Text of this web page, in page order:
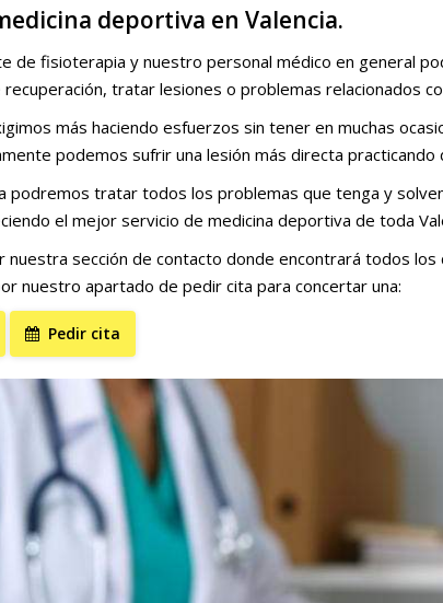
deportiva en Valencia.
de fisioterapia y nuestro personal médico en general
tratar lesiones o problemas relacionados
más haciendo esfuerzos sin tener en muchas
podemos sufrir una lesión más directa
podremos tratar todos los problemas que tenga y
el mejor servicio de medicina deportiva de toda
nuestra sección de contacto donde encontrará todos
nuestro apartado de pedir cita para concertar una:
Pedir cita